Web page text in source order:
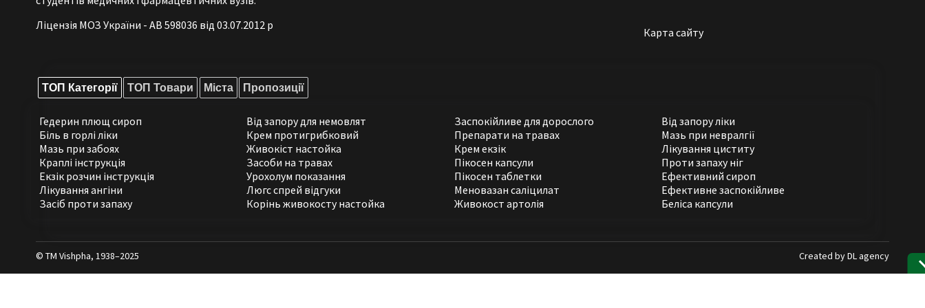
Ліцензія МОЗ України - АВ 598036 від 03.07.2012 р
Карта сайту
ТОП Категорії ТОП Товари Міста Пропозиції
Гедерин плющ сироп
Біль в горлі ліки
Мазь при забоях
Краплі інструкція
Екзік розчин інструкція
Лікування ангіни
Засіб проти запаху
Від запору для немовлят
Крем протигрибковий
Живокіст настойка
Засоби на травах
Урохолум показання
Люгс спрей відгуки
Корінь живокосту настойка
Заспокійливе для дорослого
Препарати на травах
Крем екзік
Пікосен капсули
Пікосен таблетки
Меновазан саліцилат
Живокост артолія
Від запору ліки
Мазь при невралгії
Лікування циститу
Проти запаху ніг
Ефективний сироп
Ефективне заспокійливе
Беліса капсули
© ТМ Vishpha, 1938–2025 Created byDL agency